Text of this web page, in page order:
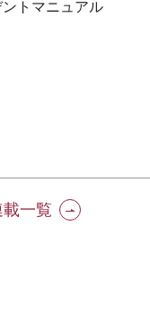
トマニュアル
載一覧